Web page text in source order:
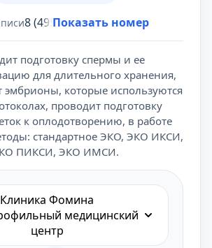
8 (495) 431-69-47
Показать номер
подготовку спермы и ее
для длительного хранения,
эмбрионы, которые используются
проводит подготовку
к оплодотворению, в работе
стандартное ЭКО, ЭКО ИКСИ,
ПИКСИ, ЭКО ИМСИ.
Клиника Фомина
медицинский
центр